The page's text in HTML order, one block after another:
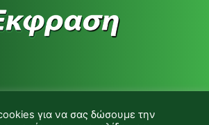
για να σας δώσουμε την